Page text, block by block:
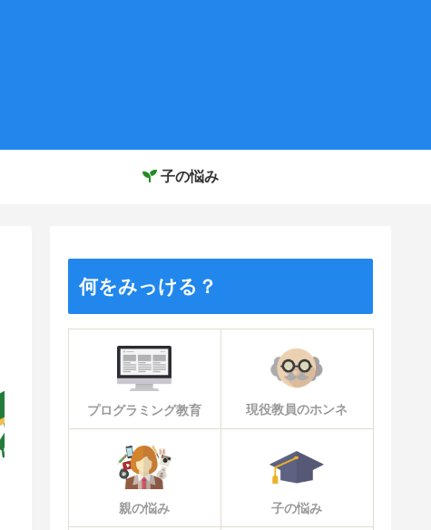
子の悩み
何をみっける？
プログラミング教育 現役教員のホンネ
親の悩み 子の悩み